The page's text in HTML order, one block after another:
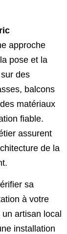
approche
pose et la
des
balcons
matériaux
fiable.
assurent
de la
sa
à votre
un artisan local
installation